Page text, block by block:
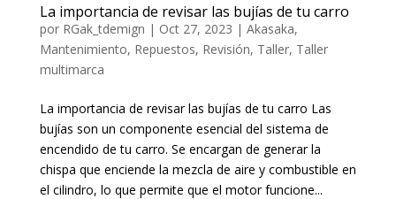
La importancia de revisar las bujías de tu carro
por RGak_tdemign | Oct 27, 2023 | Akasaka,
Mantenimiento, Repuestos, Revisión, Taller, Taller
multimarca
La importancia de revisar las bujías de tu carro Las
bujías son un componente esencial del sistema de
encendido de tu carro. Se encargan de generar la
chispa que enciende la mezcla de aire y combustible en
el cilindro, lo que permite que el motor funcione...